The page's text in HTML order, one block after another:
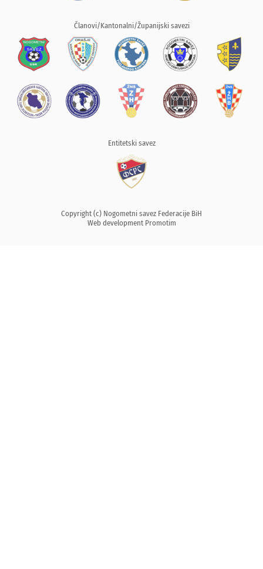
Članovi/Kantonalni/Županijski savezi
Entitetski savez
Copyright (c) Nogometni savez Federacije BiH
Web development Promotim